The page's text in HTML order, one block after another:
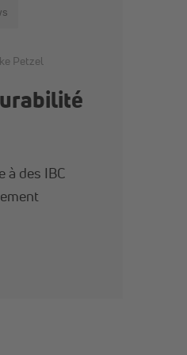
Petzel
à des IBC